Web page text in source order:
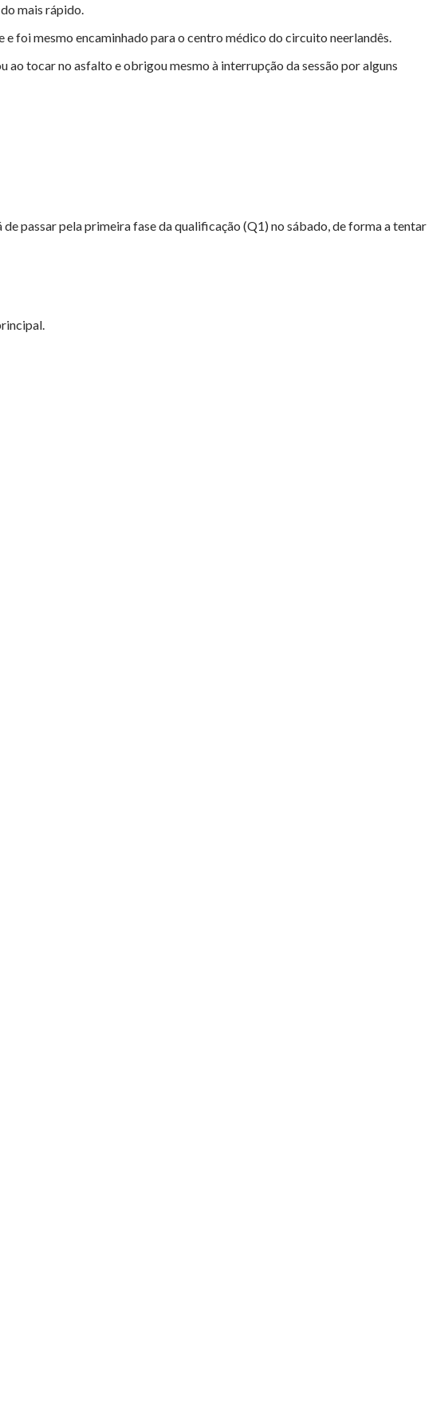
mais rápido.
foi mesmo encaminhado para o centro médico do circuito neerlandês.
ao tocar no asfalto e obrigou mesmo à interrupção da sessão por alguns
de passar pela primeira fase da qualificação (Q1) no sábado, de forma a tentar